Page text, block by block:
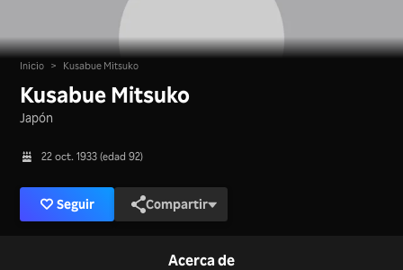
Inicio > Kusabue Mitsuko
Kusabue Mitsuko
Japón
22 oct. 1933 (edad 92)
Seguir Compartir
Acerca de